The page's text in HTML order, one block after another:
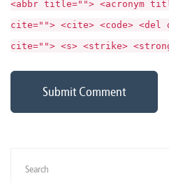
<abbr title=""> <acronym
cite=""> <cite> <code> <del
cite=""> <s> <strike>